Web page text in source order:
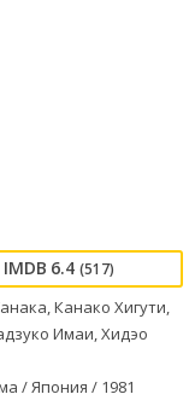
6.4 (517)
Канако Хигути,
Имаи, Хидэо
/ Япония / 1981